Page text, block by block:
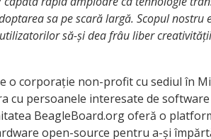
sa pe scară largă. Scopul
să-și dea frâu liber
o corporație non-profit cu sediul în
cu persoanele interesate de
BeagleBoard.org oferă o
open-source pentru a-și